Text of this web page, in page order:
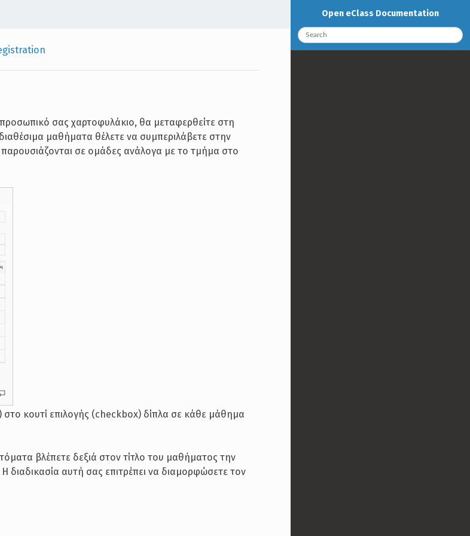
σας χαρτοφυλάκιο, θα μεταφερθείτε στη
μαθήματα θέλετε να συμπεριλάβετε στην
σε ομάδες ανάλογα με το τμήμα στο
στο κουτί επιλογής (checkbox) δίπλα σε κάθε μάθημα
βλέπετε δεξιά στον τίτλο του μαθήματος την
αυτή σας επιτρέπει να διαμορφώσετε τον
Open eClass Documentation